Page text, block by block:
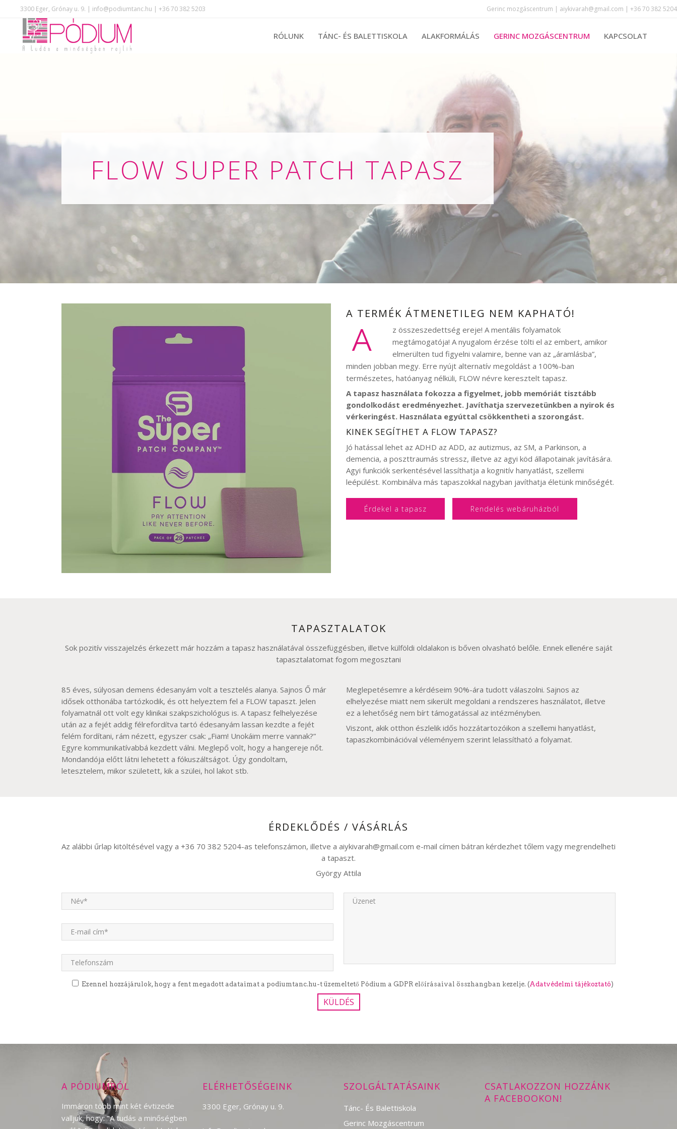
3300 Eger, Grónay u. 9. | info@podiumtanc.hu | +36 70 382 5203 Gerinc mozgáscentrum | aiykivarah@gmail.com | +36 70 382 5204
RÓLUNK TÁNC- ÉS BALETTISKOLA ALAKFORMÁLÁS GERINC MOZGÁSCENTRUM KAPCSOLAT
FLOW SUPER PATCH TAPASZ
A TERMÉK ÁTMENETILEG NEM KAPHATÓ!
A
z összeszedettség ereje! A mentális folyamatok
megtámogatója! A nyugalom érzése tölti el az embert, amikor
elmerülten tud figyelni valamire, benne van az „áramlásba”,
minden jobban megy. Erre nyújt alternatív megoldást a 100%-ban
természetes, hatóanyag nélküli, FLOW névre keresztelt tapasz.
A tapasz használata fokozza a figyelmet, jobb memóriát tisztább
gondolkodást eredményezhet. Javíthatja szervezetünkben a nyirok és
vérkeringést. Használata egyúttal csökkentheti a szorongást.
KINEK SEGÍTHET A FLOW TAPASZ?
Jó hatással lehet az ADHD az ADD, az autizmus, az SM, a Parkinson, a
demencia, a poszttraumás stressz, illetve az agyi köd állapotainak javítására.
Agyi funkciók serkentésével lassíthatja a kognitív hanyatlást, szellemi
leépülést. Kombinálva más tapaszokkal nagyban javíthatja életünk minőségét.
Érdekel a tapasz Rendelés webáruházból
TAPASZTALATOK
Sok pozitív visszajelzés érkezett már hozzám a tapasz használatával összefüggésben, illetve külföldi oldalakon is bőven olvasható belőle. Ennek ellenére saját
tapasztalatomat fogom megosztani
85 éves, súlyosan demens édesanyám volt a tesztelés alanya. Sajnos Ő már
idősek otthonába tartózkodik, és ott helyeztem fel a FLOW tapaszt. Jelen
folyamatnál ott volt egy klinikai szakpszichológus is. A tapasz felhelyezése
után az a fejét addig félrefordítva tartó édesanyám lassan kezdte a fejét
felém fordítani, rám nézett, egyszer csak: „Fiam! Unokáim merre vannak?”
Egyre kommunikatívabbá kezdett válni. Meglepő volt, hogy a hangereje nőt.
Mondandója előtt látni lehetett a fókuszáltságot. Úgy gondoltam,
letesztelem, mikor született, kik a szülei, hol lakot stb.
Meglepetésemre a kérdéseim 90%-ára tudott válaszolni. Sajnos az
elhelyezése miatt nem sikerült megoldani a rendszeres használatot, illetve
ez a lehetőség nem bírt támogatással az intézményben.
Viszont, akik otthon észlelik idős hozzátartozóikon a szellemi hanyatlást,
tapaszkombinációval véleményem szerint lelassítható a folyamat.
ÉRDEKLŐDÉS / VÁSÁRLÁS
Az alábbi űrlap kitöltésével vagy a +36 70 382 5204-as telefonszámon, illetve a aiykivarah@gmail.com e-mail címen bátran kérdezhet tőlem vagy megrendelheti
a tapaszt.
György Attila
Ezennel hozzájárulok, hogy a fent megadott adataimat a podiumtanc.hu-t üzemeltető Pódium a GDPR előírásaival összhangban kezelje. (Adatvédelmi tájékoztató)
A PÓDIUMRÓL
Immáron több mint két évtizede
valljuk, hogy: "A tudás a minőségben
ELÉRHETŐSÉGEINK
3300 Eger, Grónay u. 9.
SZOLGÁLTATÁSAINK
Tánc- És Balettiskola
Gerinc Mozgáscentrum
CSATLAKOZZON HOZZÁNK
A FACEBOOKON!